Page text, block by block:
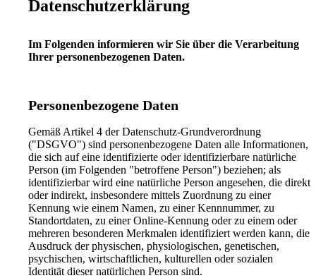
Datenschutzerklärung
Im Folgenden informieren wir Sie über die Verarbeitung
Ihrer personenbezogenen Daten.
Personenbezogene Daten
Gemäß Artikel 4 der Datenschutz-Grundverordnung
("DSGVO") sind personenbezogene Daten alle Informationen,
die sich auf eine identifizierte oder identifizierbare natürliche
Person (im Folgenden "betroffene Person") beziehen; als
identifizierbar wird eine natürliche Person angesehen, die direkt
oder indirekt, insbesondere mittels Zuordnung zu einer
Kennung wie einem Namen, zu einer Kennnummer, zu
Standortdaten, zu einer Online-Kennung oder zu einem oder
mehreren besonderen Merkmalen identifiziert werden kann, die
Ausdruck der physischen, physiologischen, genetischen,
psychischen, wirtschaftlichen, kulturellen oder sozialen
Identität dieser natürlichen Person sind.